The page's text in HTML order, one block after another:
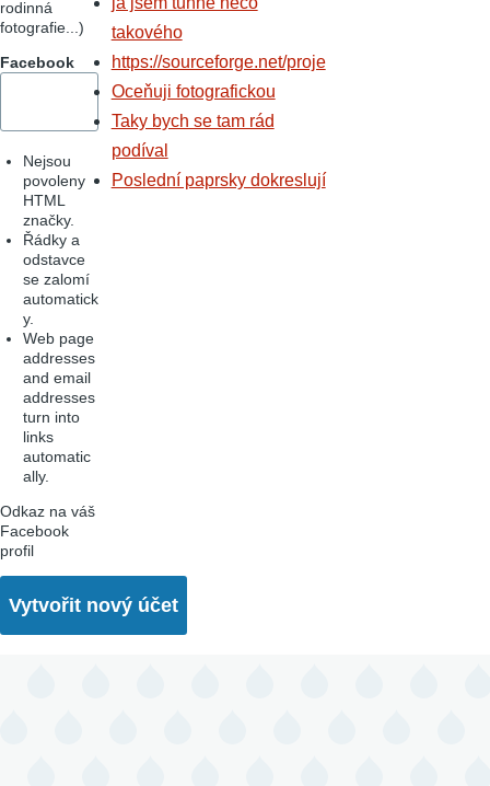
rodinná
fotografie...)
Facebook
Nejsou
povoleny
HTML
značky.
Řádky a
odstavce
se zalomí
automatick
y.
Web page
addresses
and email
addresses
turn into
links
automatic
ally.
Odkaz na váš
Facebook
profil
takového
https://sourceforge.net/proje
Oceňuji fotografickou
Taky bych se tam rád
podíval
Poslední paprsky dokreslují